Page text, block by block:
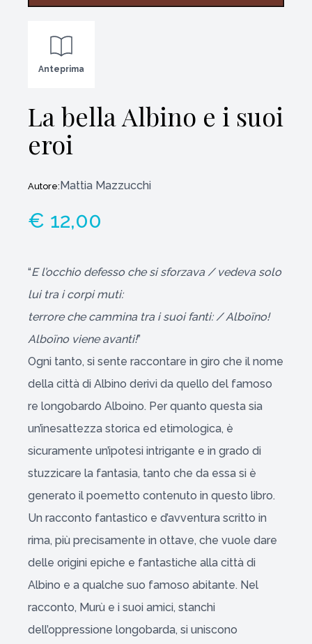
Anteprima
La bella Albino e i suoi
eroi
Autore:Mattia Mazzucchi
€ 12,00
“E l’occhio defesso che si sforzava / vedeva solo
lui tra i corpi muti:
terrore che cammina tra i suoi fanti: / Alboïno!
Alboïno viene avanti!”
Ogni tanto, si sente raccontare in giro che il nome
della città di Albino derivi da quello del famoso
re longobardo Alboino. Per quanto questa sia
un’inesattezza storica ed etimologica, è
sicuramente un’ipotesi intrigante e in grado di
stuzzicare la fantasia, tanto che da essa si è
generato il poemetto contenuto in questo libro.
Un racconto fantastico e d’avventura scritto in
rima, più precisamente in ottave, che vuole dare
delle origini epiche e fantastiche alla città di
Albino e a qualche suo famoso abitante. Nel
racconto, Murù e i suoi amici, stanchi
dell’oppressione longobarda, si uniscono